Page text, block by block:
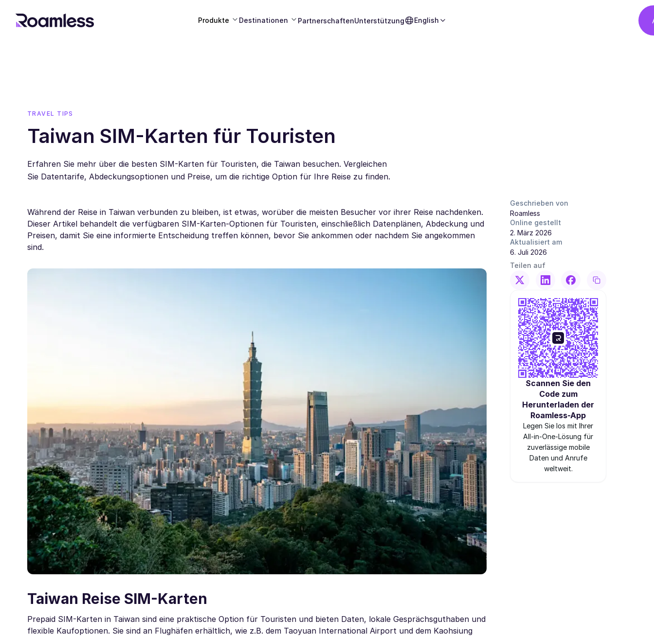
Produkte Destinationen PartnerschaftenUnterstützung English
TRAVEL TIPS
Taiwan SIM-Karten für Touristen
Erfahren Sie mehr über die besten SIM-Karten für Touristen, die Taiwan besuchen. Vergleichen
Sie Datentarife, Abdeckungsoptionen und Preise, um die richtige Option für Ihre Reise zu finden.
Während der Reise in Taiwan verbunden zu bleiben, ist etwas, worüber die meisten Besucher vor ihrer Reise nachdenken.
Dieser Artikel behandelt die verfügbaren SIM-Karten-Optionen für Touristen, einschließlich Datenplänen, Abdeckung und
Preisen, damit Sie eine informierte Entscheidung treffen können, bevor Sie ankommen oder nachdem Sie angekommen
sind.
Taiwan Reise SIM-Karten
Prepaid SIM-Karten in Taiwan sind eine praktische Option für Touristen und bieten Daten, lokale Gesprächsguthaben und
flexible Kaufoptionen. Sie sind an Flughäfen erhältlich, wie z.B. dem Taoyuan International Airport und dem Kaohsiung
Geschrieben von
Roamless
Online gestellt
2. März 2026
Aktualisiert am
6. Juli 2026
Teilen auf
Scannen Sie den
Code zum
Herunterladen der
Roamless-App
Legen Sie los mit Ihrer
All-in-One-Lösung für
zuverlässige mobile
Daten und Anrufe
weltweit.